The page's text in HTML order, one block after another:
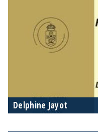
Delphine Jayot